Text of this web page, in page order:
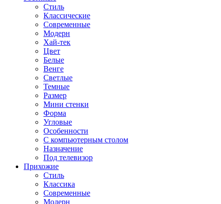
Стиль
Классические
Современные
Модерн
Хай-тек
Цвет
Белые
Венге
Светлые
Темные
Размер
Мини стенки
Форма
Угловые
Особенности
С компьютерным столом
Назначение
Под телевизор
Прихожие
Стиль
Классика
Современные
Модерн